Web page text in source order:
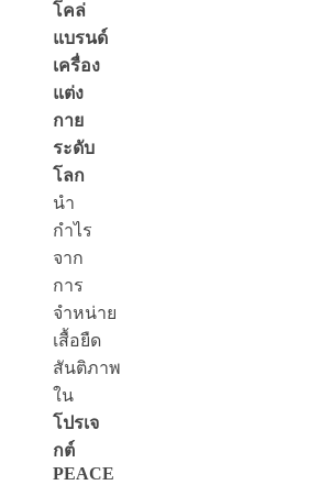
โคล่
แบรนด์
เครื่อง
แต่ง
กาย
ระดับ
โลก
นำ
กำไร
จาก
การ
จำหน่าย
เสื้อยืด
สันติภาพ
ใน
โปรเจ
กต์
PEACE